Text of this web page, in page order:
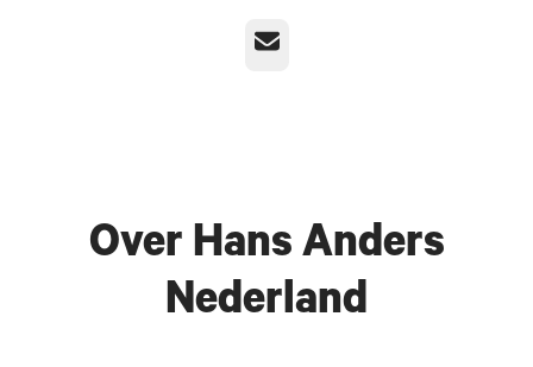
E-mailadres
Over Hans Anders
Nederland